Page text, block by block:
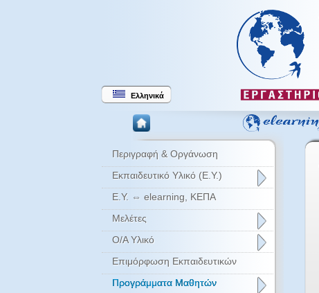
Ελληνικά
Περιγραφή & Οργάνωση
Εκπαιδευτικό Υλικό (Ε.Υ.)
Ε.Υ. ⇔ elearning, ΚΕΠΑ
Μελέτες
Ο/Α Υλικό
Επιμόρφωση Εκπαιδευτικών
Προγράμματα Μαθητών